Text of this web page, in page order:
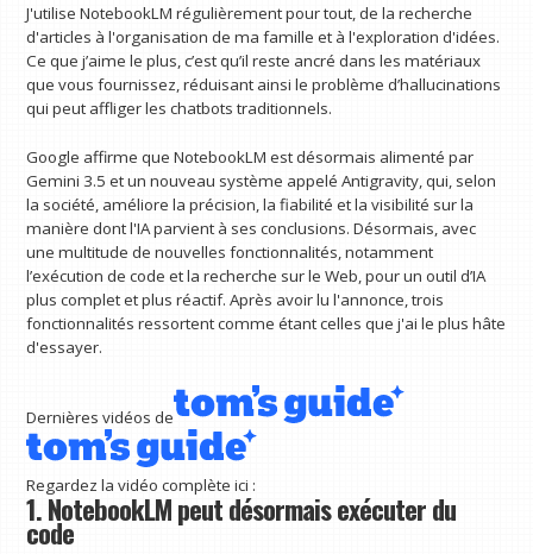
J'utilise NotebookLM régulièrement pour tout, de la recherche
d'articles à l'organisation de ma famille et à l'exploration d'idées.
Ce que j’aime le plus, c’est qu’il reste ancré dans les matériaux
que vous fournissez, réduisant ainsi le problème d’hallucinations
qui peut affliger les chatbots traditionnels.
Google affirme que NotebookLM est désormais alimenté par
Gemini 3.5 et un nouveau système appelé Antigravity, qui, selon
la société, améliore la précision, la fiabilité et la visibilité sur la
manière dont l'IA parvient à ses conclusions. Désormais, avec
une multitude de nouvelles fonctionnalités, notamment
l’exécution de code et la recherche sur le Web, pour un outil d’IA
plus complet et plus réactif. Après avoir lu l'annonce, trois
fonctionnalités ressortent comme étant celles que j'ai le plus hâte
d'essayer.
Dernières vidéos de
Regardez la vidéo complète ici :
1. NotebookLM peut désormais exécuter du
code